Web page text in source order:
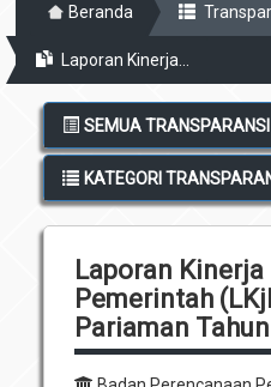
Profil
Berita
Beranda
Laporan Kinerja...
SEMUA TRANSPARANSI
KATEGORI
Laporan
Pemerintah
Pariaman